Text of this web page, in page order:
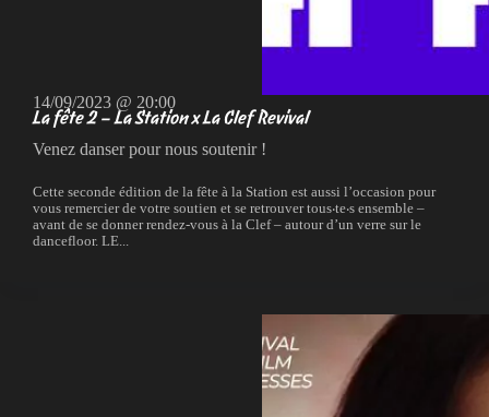
14/09/2023 @ 20:00
La fête 2 – La Station x La Clef Revival
Venez danser pour nous soutenir !
Cette seconde édition de la fête à la Station est aussi l’occasion pour
vous remercier de votre soutien et se retrouver tous‧te‧s ensemble –
avant de se donner rendez-vous à la Clef – autour d’un verre sur le
dancefloor. LE...